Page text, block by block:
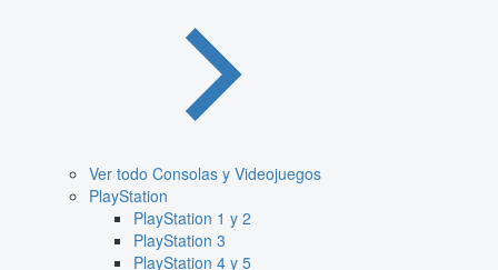
Ver todo Consolas y Videojuegos
PlayStation
PlayStation 1 y 2
PlayStation 3
PlayStation 4 y 5